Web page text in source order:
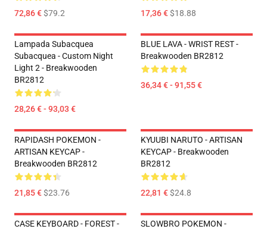
72,86 €$79.2 17,36 €$18.88
Lampada Subacquea
Subacquea - Custom Night
Light 2 - Breakwooden
BR2812
28,26 € - 93,03 €
BLUE LAVA - WRIST REST -
Breakwooden BR2812
36,34 € - 91,55 €
RAPIDASH POKEMON -
ARTISAN KEYCAP -
Breakwooden BR2812
21,85 €$23.76
KYUUBI NARUTO - ARTISAN
KEYCAP - Breakwooden
BR2812
22,81 €$24.8
CASE KEYBOARD - FOREST -
SLOWBRO POKEMON -